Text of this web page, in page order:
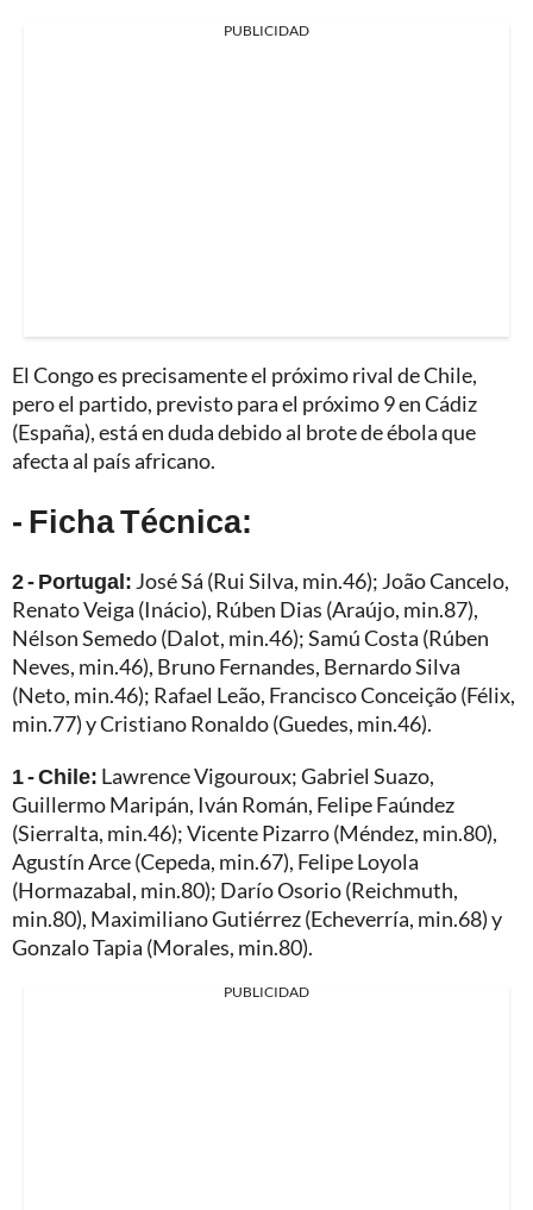
PUBLICIDAD
El Congo es precisamente el próximo rival de Chile,
pero el partido, previsto para el próximo 9 en Cádiz
(España), está en duda debido al brote de ébola que
afecta al país africano.
- Ficha Técnica:
2 - Portugal: José Sá (Rui Silva, min.46); João Cancelo,
Renato Veiga (Inácio), Rúben Dias (Araújo, min.87),
Nélson Semedo (Dalot, min.46); Samú Costa (Rúben
Neves, min.46), Bruno Fernandes, Bernardo Silva
(Neto, min.46); Rafael Leão, Francisco Conceição (Félix,
min.77) y Cristiano Ronaldo (Guedes, min.46).
1 - Chile: Lawrence Vigouroux; Gabriel Suazo,
Guillermo Maripán, Iván Román, Felipe Faúndez
(Sierralta, min.46); Vicente Pizarro (Méndez, min.80),
Agustín Arce (Cepeda, min.67), Felipe Loyola
(Hormazabal, min.80); Darío Osorio (Reichmuth,
min.80), Maximiliano Gutiérrez (Echeverría, min.68) y
Gonzalo Tapia (Morales, min.80).
PUBLICIDAD